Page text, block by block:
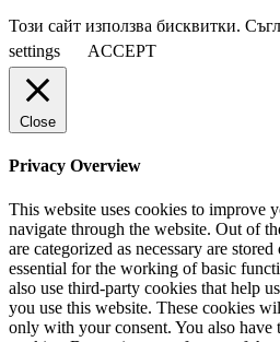
Този сайт използва бисквитки.
settings
ACCEPT
Close
Privacy Overview
This website uses cookies to improve
navigate through the website. Out of
are categorized as necessary are
essential for the working of basic
also use third-party cookies that help
you use this website. These cookies
only with your consent. You also have